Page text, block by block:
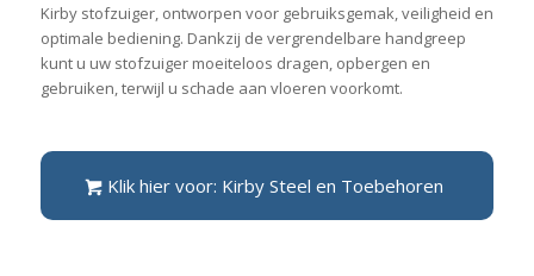
Kirby stofzuiger, ontworpen voor gebruiksgemak, veiligheid en
optimale bediening. Dankzij de vergrendelbare handgreep
kunt u uw stofzuiger moeiteloos dragen, opbergen en
gebruiken, terwijl u schade aan vloeren voorkomt.
Klik hier voor: Kirby Steel en Toebehoren